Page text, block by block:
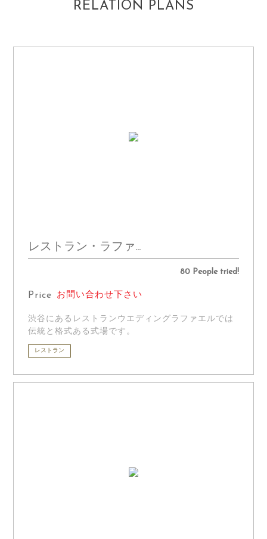
RELATION PLANS
レストラン・ラファ...
80 People tried!
Price お問い合わせ下さい
渋谷にあるレストランウエディングラファエルでは
伝統と格式ある式場です。
レストラン